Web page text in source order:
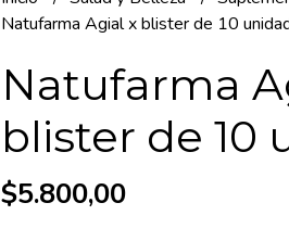
Natufarma Agial x blister de 10
Natufarma
blister de 10
$5.800,00